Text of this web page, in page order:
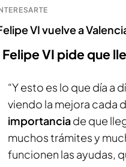
VI vuelve a
Felipe VI pide que
“Y esto es lo que día a
viendo la mejora cada
importanciade que
muchos trámites y
funcionen las ayudas,